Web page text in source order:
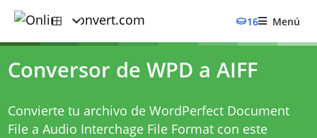
16 Menú
Conversor de WPD a AIFF
Convierte tu archivo de WordPerfect Document
File a Audio Interchage File Format con este